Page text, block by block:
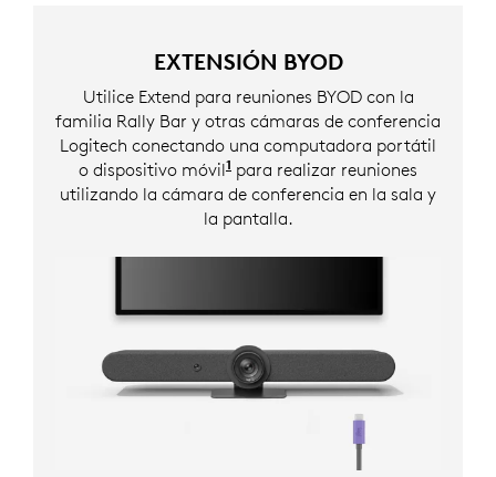
EXTENSIÓN BYOD
Utilice Extend para reuniones BYOD con la
familia Rally Bar y otras cámaras de conferencia
Logitech conectando una computadora portátil
o dispositivo móvil1 para realizar reuniones
utilizando la cámara de conferencia en la sala y
la pantalla.